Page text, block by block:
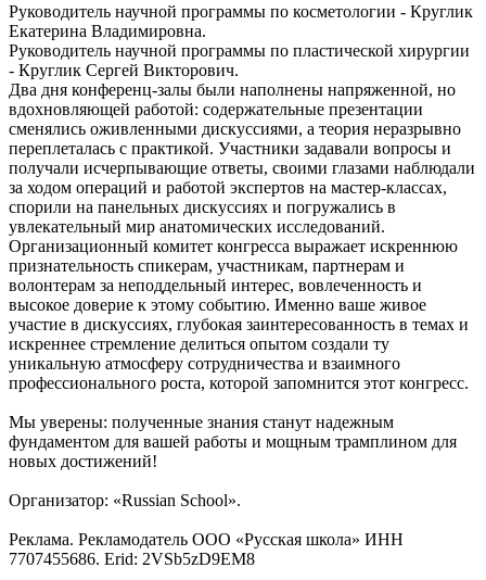
Руководитель научной программы по косметологии - Круглик
Екатерина Владимировна.
Руководитель научной программы по пластической хирургии
- Круглик Сергей Викторович.
Два дня конференц-залы были наполнены напряженной, но
вдохновляющей работой: содержательные презентации
сменялись оживленными дискуссиями, а теория неразрывно
переплеталась с практикой. Участники задавали вопросы и
получали исчерпывающие ответы, своими глазами наблюдали
за ходом операций и работой экспертов на мастер-классах,
спорили на панельных дискуссиях и погружались в
увлекательный мир анатомических исследований.
Организационный комитет конгресса выражает искреннюю
признательность спикерам, участникам, партнерам и
волонтерам за неподдельный интерес, вовлеченность и
высокое доверие к этому событию. Именно ваше живое
участие в дискуссиях, глубокая заинтересованность в темах и
искреннее стремление делиться опытом создали ту
уникальную атмосферу сотрудничества и взаимного
профессионального роста, которой запомнится этот конгресс.
Мы уверены: полученные знания станут надежным
фундаментом для вашей работы и мощным трамплином для
новых достижений!
Организатор: «Russian School».
Реклама. Рекламодатель ООО «Русская школа» ИНН
7707455686. Erid: 2VSb5zD9EM8